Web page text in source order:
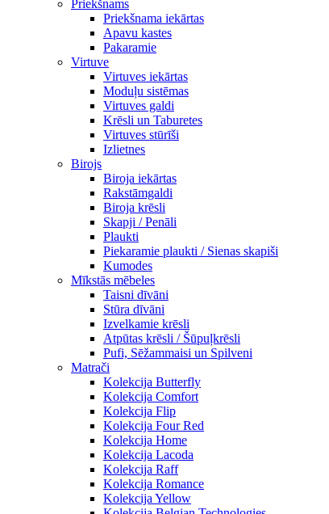
Priekšnams
Priekšnama iekārtas
Apavu kastes
Pakaramie
Virtuve
Virtuves iekārtas
Moduļu sistēmas
Virtuves galdi
Krēsli un Taburetes
Virtuves stūrīši
Izlietnes
Birojs
Biroja iekārtas
Rakstāmgaldi
Biroja krēsli
Skapji / Penāli
Plaukti
Piekaramie plaukti / Sienas skapiši
Kumodes
Mīkstās mēbeles
Taisni dīvāni
Stūra dīvāni
Izvelkamie krēsli
Atpūtas krēsli / Šūpuļkrēsli
Pufi, Sēžammaisi un Spilveni
Matrači
Kolekcija Butterfly
Kolekcija Comfort
Kolekcija Flip
Kolekcija Four Red
Kolekcija Home
Kolekcija Lacoda
Kolekcija Raff
Kolekcija Romance
Kolekcija Yellow